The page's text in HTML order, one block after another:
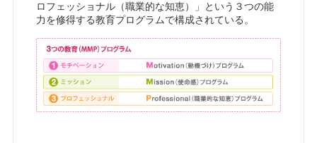
ロフェッショナル（職業的な知恵）」という３つの能
力を修得する教育プログラムで構成されている。